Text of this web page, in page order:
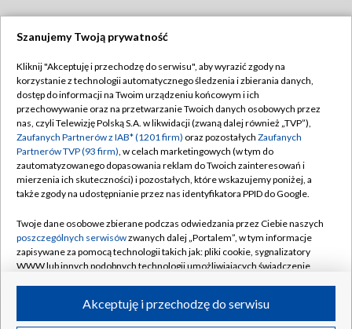
TVP
Abonament TVP
Emisja w TVP
Centrum informacji TVP
Naziemna Telewizja Cyfrowa
Rada Programowa
System NOS
Informacje o nadawcy
Program dla prasy
Regulamin TVP
Polityka prywatności
Moje zgody
Pomoc
Kontakt
Kanały
Szanujemy Twoją prywatność
Kliknij "Akceptuję i przechodzę do serwisu", aby wyrazić zgody na
korzystanie z technologii automatycznego śledzenia i zbierania danych,
dostęp do informacji na Twoim urządzeniu końcowym i ich
przechowywanie oraz na przetwarzanie Twoich danych osobowych przez
nas, czyli Telewizję Polską S.A. w likwidacji (zwaną dalej również „TVP”),
Zaufanych Partnerów z IAB* (1201 firm) oraz pozostałych Zaufanych
Partnerów TVP (93 firm), w celach marketingowych (w tym do
zautomatyzowanego dopasowania reklam do Twoich zainteresowań i
mierzenia ich skuteczności) i pozostałych, które wskazujemy poniżej, a
także zgody na udostępnianie przez nas identyfikatora PPID do Google.
Twoje dane osobowe zbierane podczas odwiedzania przez Ciebie naszych
poszczególnych serwisówzwanych dalej „Portalem”, w tym informacje
zapisywane za pomocą technologii takich jak: pliki cookie, sygnalizatory
WWW lub innych podobnych technologii umożliwiających świadczenie
ruchu w Internecie.Akceptuję i przechodzę do serwisu